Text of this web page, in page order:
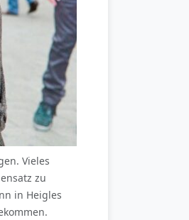
Vieles
zu
in Heigles